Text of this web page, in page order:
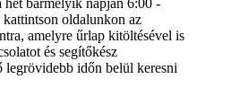
oldalunkon az
amelyre űrlap kitöltésével is
és segítőkész
legrövidebb időn belül keresni